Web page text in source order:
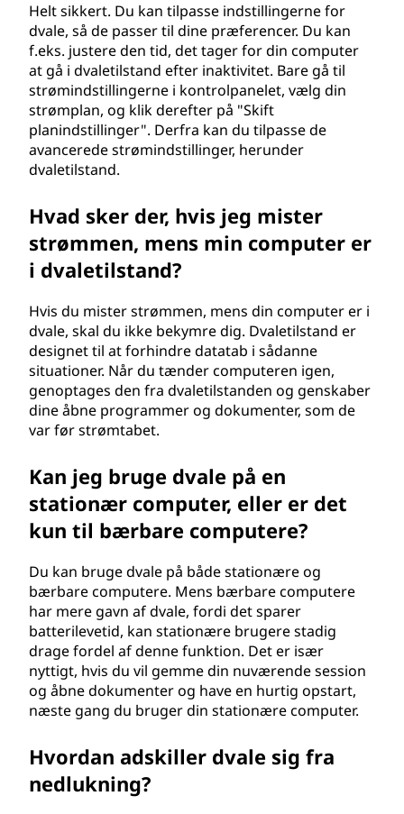
Helt sikkert. Du kan tilpasse indstillingerne for
dvale, så de passer til dine præferencer. Du kan
f.eks. justere den tid, det tager for din computer
at gå i dvaletilstand efter inaktivitet. Bare gå til
strømindstillingerne i kontrolpanelet, vælg din
strømplan, og klik derefter på "Skift
planindstillinger". Derfra kan du tilpasse de
avancerede strømindstillinger, herunder
dvaletilstand.
Hvad sker der, hvis jeg mister
strømmen, mens min computer er
i dvaletilstand?
Hvis du mister strømmen, mens din computer er i
dvale, skal du ikke bekymre dig. Dvaletilstand er
designet til at forhindre datatab i sådanne
situationer. Når du tænder computeren igen,
genoptages den fra dvaletilstanden og genskaber
dine åbne programmer og dokumenter, som de
var før strømtabet.
Kan jeg bruge dvale på en
stationær computer, eller er det
kun til bærbare computere?
Du kan bruge dvale på både stationære og
bærbare computere. Mens bærbare computere
har mere gavn af dvale, fordi det sparer
batterilevetid, kan stationære brugere stadig
drage fordel af denne funktion. Det er især
nyttigt, hvis du vil gemme din nuværende session
og åbne dokumenter og have en hurtig opstart,
næste gang du bruger din stationære computer.
Hvordan adskiller dvale sig fra
nedlukning?